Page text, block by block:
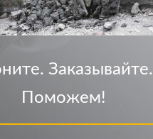
Заказывайте.
Поможем!